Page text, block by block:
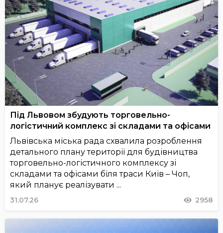
Під Львовом збудують торговельно-
логістичний комплекс зі складами та офісами
Львівська міська рада схвалила розроблення
детального плану території для будівництва
торговельно-логістичного комплексу зі
складами та офісами біля траси Київ – Чоп,
який планує реалізувати ...
31.07.26 2958